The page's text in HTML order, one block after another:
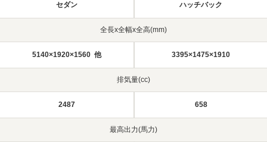
セダン ハッチバック
全長x全幅x全高(mm)
5140×1920×1560 他 3395×1475×1910
排気量(cc)
2487 658
最高出力(馬力)